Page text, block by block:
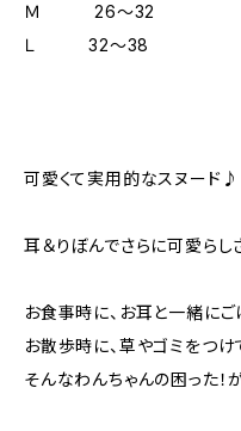
Ｍ 26～32
Ｌ 32～38
可愛くて実用的なスヌード♪
耳＆りぼんでさらに可愛ら
お食事時に、お耳と一緒にご
お散歩時に、草やゴミをつけ
そんなわんちゃんの困った！